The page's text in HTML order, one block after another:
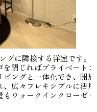
に隣接する洋室です。
閉じればプライベートス
ングと一体化でき、開放
広々フレキシブルに活用
ウォークインクローゼッ